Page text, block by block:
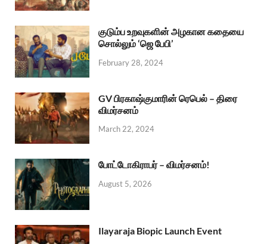
குடும்ப உறவுகளின் அழகான கதையை
சொல்லும் ‘ஜெ பேபி’
February 28, 2024
GV பிரகாஷ்குமாரின் ரெபெல் – திரை
விமர்சனம்
March 22, 2024
போட்டோகிராபர் – விமர்சனம்!
August 5, 2026
Ilayaraja Biopic Launch Event